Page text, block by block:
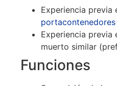
Experiencia previa
portacontenedores
Experiencia previa
muerto similar
Funciones